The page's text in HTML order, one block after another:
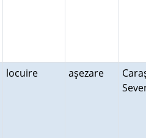
locuire aşezare